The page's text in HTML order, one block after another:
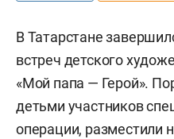
В Татарстане
встреч детского
«Мой папа — Герой».
детьми участников
операции, разместили